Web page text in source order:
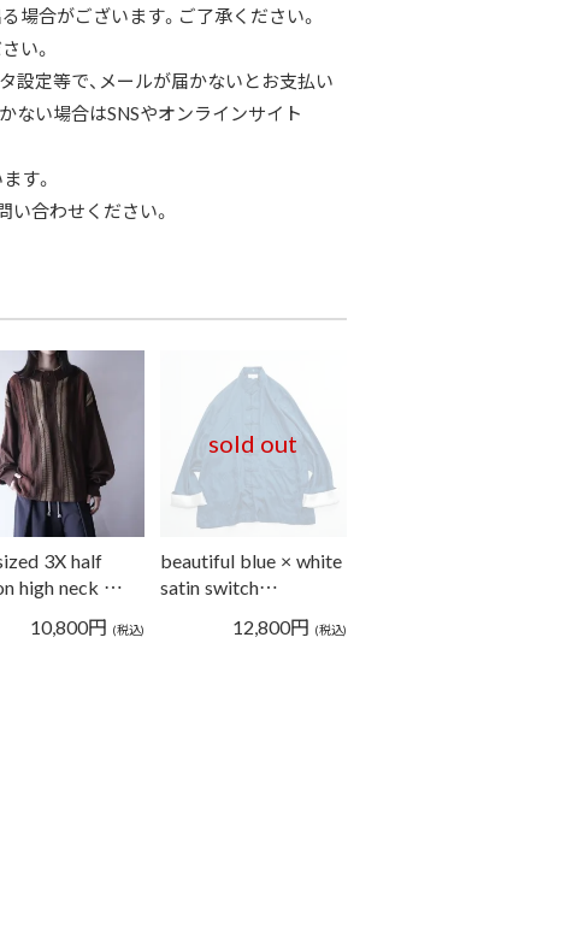
場合がございます。ご了承ください。
い。
設定等で、メールが届かないとお支払い
ない場合はSNSやオンラインサイト
す。
合わせください。
3X half
high neck …
10,800円 (税込)
sold out
beautiful blue × white
satin switch…
12,800円 (税込)